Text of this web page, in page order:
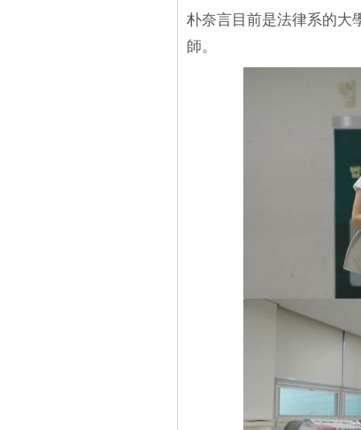
朴奈言目前是法律系的大
師。